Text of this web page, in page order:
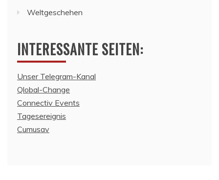
Weltgeschehen
INTERESSANTE SEITEN:
Unser Telegram-Kanal
Qlobal-Change
Connectiv Events
Tagesereignis
Cumusav